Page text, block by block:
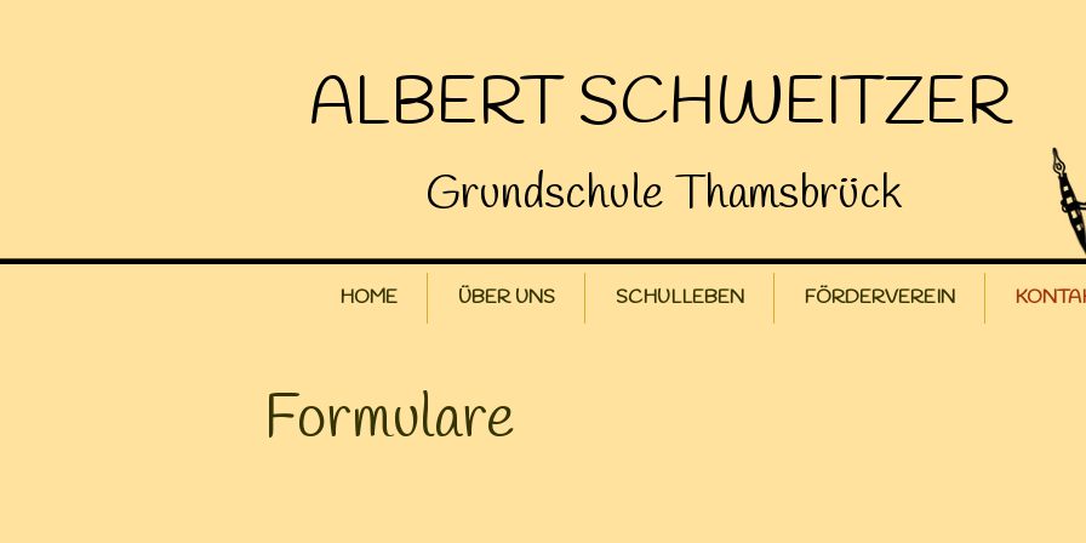
ALBERT SCHWEITZER
Grundschule Thamsbrück
HOME ÜBER UNS SCHULLEBEN FÖRDERVEREIN
Formulare